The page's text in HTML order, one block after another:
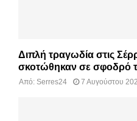
Διπλή τραγωδία στις
σκοτώθηκαν σε σφοδρό
Από: Serres24 7 Αυγούστου